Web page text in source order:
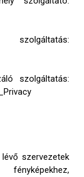
szolgáltatás:
szervezetek
fényképekhez,